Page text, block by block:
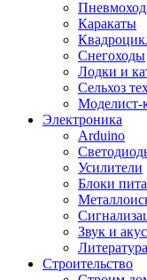
Каракаты
Снегоходы
Лодки и
Сельхоз
Моделист-
Электроника
Arduino
Усилители
Блоки
Звук и
Строительство